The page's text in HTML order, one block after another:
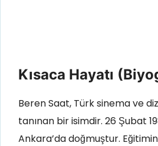
Kısaca Hayatı
Beren Saat, Türk sinema ve
tanınan bir isimdir. 26 Şubat
Ankara’da doğmuştur.